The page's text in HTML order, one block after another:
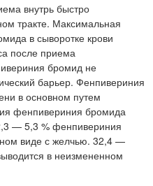
внутрь быстро
тракте. Максимальная
в сыворотке крови
после приема
бромид не
барьер. Фенпивериния
в основном путем
фенпивериния бромида
— 5,3 % фенпивериния
виде с желчью. 32,4 —
в неизмененном